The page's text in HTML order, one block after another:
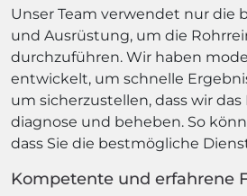
Unser Team verwendet nur die
und Ausrüstung, um die
durchzuführen. Wir haben
entwickelt, um schnelle
um sicherzustellen, dass wir
diagnose und beheben. So
dass Sie die bestmögliche
Kompetente und erfahrene